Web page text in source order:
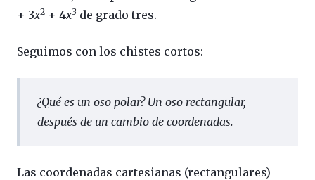
+ 3x2 + 4x3 de grado tres.
Seguimos con los chistes cortos:
¿Qué es un oso polar? Un oso rectangular,
después de un cambio de coordenadas.
Las coordenadas cartesianas (rectangulares)